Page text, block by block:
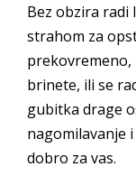
Bez obzira radi
strahom za
brinete, ili se
gubitka drage
nagomilavanje
dobro za vas.